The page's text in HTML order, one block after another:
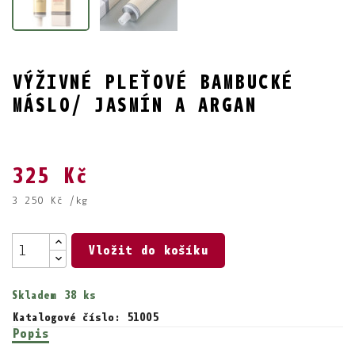
VÝŽIVNÉ PLEŤOVÉ BAMBUCKÉ
MÁSLO/ JASMÍN A ARGAN
325 Kč
3 250 Kč /kg
Vložit do košíku
Skladem
38 ks
Katalogové číslo: 51005
Popis